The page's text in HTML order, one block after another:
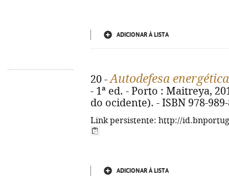
ADICIONAR À LISTA
20 -Autodefesa energética
- 1ª ed. - Porto : Maitreya,
do ocidente). - ISBN 978-
Link persistente: http://
ADICIONAR À LISTA